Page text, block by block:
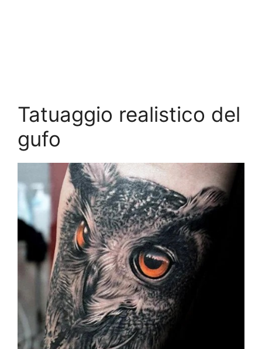
Tatuaggio realistico del
gufo